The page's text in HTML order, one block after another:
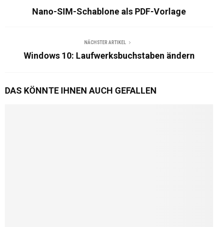
Nano-SIM-Schablone als PDF-Vorlage
NÄCHSTER ARTIKEL
Windows 10: Laufwerksbuchstaben ändern
DAS KÖNNTE IHNEN AUCH GEFALLEN